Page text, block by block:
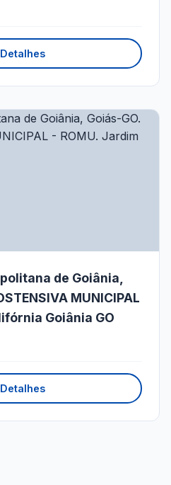
de Goiânia,
MUNICIPAL
Goiânia GO